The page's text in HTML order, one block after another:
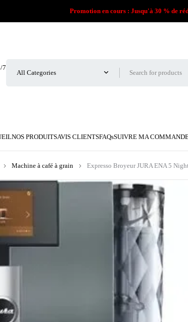
Promotion en cours : Jusqu'à 30 % de
7
NOS PRODUITSAVIS CLIENTSFAQsSUIVRE MA
Machine à café à grain Expresso Broyeur JURA ENA 5